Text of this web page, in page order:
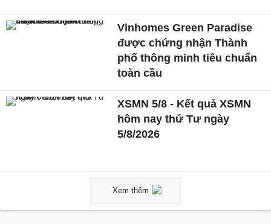
Vinhomes Green Paradise
được chứng nhận Thành
phố thông minh tiêu chuẩn
toàn cầu
XSMN 5/8 - Kết quả XSMN
hôm nay thứ Tư ngày
5/8/2026
Xem thêm